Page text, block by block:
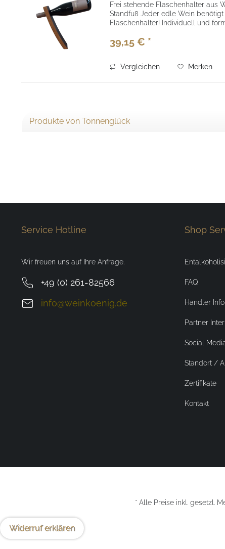
Frei stehende Flaschenhalter aus
Standfuß Jeder edle Wein
Flaschenhalter! Individuell und
39,15 € *
Vergleichen Merken
Produkte von Tonnenglück
Service Hotline
Wir freuen uns auf Ihre Anfrage.
+49 (0) 261-82566
info@weinkoenig.de
Shop
FAQ
Händler Info
Partner
Social
Standort /
Zertifikate
Kontakt
* Alle Preise inkl. gesetzl.
Widerruf erklären